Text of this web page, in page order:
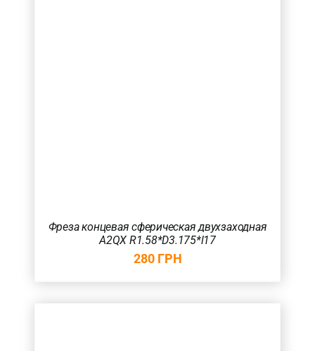
Фреза концевая сферическая двухзаходная
A2QX R1.58*D3.175*l17
280 ГРН